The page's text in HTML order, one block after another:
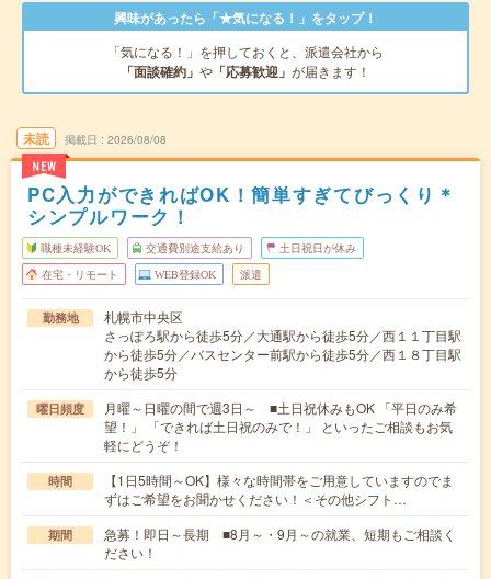
興味があったら「★気になる！」をタップ！
「気になる！」を押しておくと、派遣会社から
「面談確約」 や 「応募歓迎」 が届きます！
未読
NEW
掲載日 2026/08/08
PC入力ができればOK！簡単すぎてびっくり＊
シンプルワーク！
職種未経験OK 交通費別途支給あり 土日祝日が休み
在宅・リモート WEB登録OK 派遣
勤務地
札幌市中央区
さっぽろ駅から徒歩5分／大通駅から徒歩5分／西１１丁目駅
から徒歩5分／バスセンター前駅から徒歩5分／西１８丁目駅
から徒歩5分
曜日頻度
月曜～日曜の間で週3日～ ■土日祝休みもOK 「平日のみ希
望！」 「できれば土日祝のみで！」 といったご相談もお気
軽にどうぞ！
時間
【1日5時間～OK】様々な時間帯をご用意していますのでま
ずはご希望をお聞かせください！＜その他シフト…
期間
急募！即日～長期 ■8月～・9月～の就業、短期もご相談く
ださい！